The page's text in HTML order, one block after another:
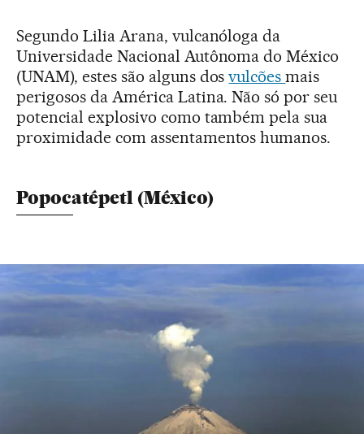
Segundo Lilia Arana, vulcanóloga da
Universidade Nacional Autônoma do México
(UNAM), estes são alguns dosvulcõesmais
perigosos da América Latina. Não só por seu
potencial explosivo como também pela sua
proximidade com assentamentos humanos.
Popocatépetl (México)